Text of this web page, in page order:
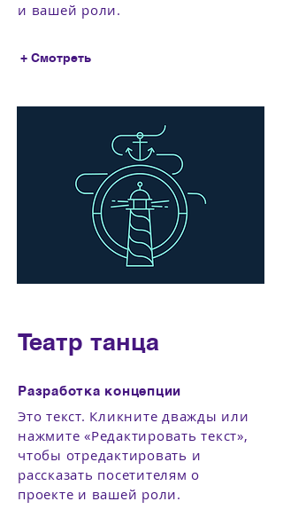
и вашей роли.
+ Смотреть
Театр танца
Разработка концепции
Это текст. Кликните дважды или
нажмите «Редактировать текст»,
чтобы отредактировать и
рассказать посетителям о
проекте и вашей роли.